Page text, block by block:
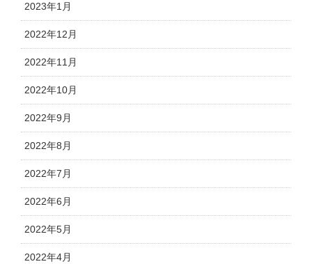
2023年1月
2022年12月
2022年11月
2022年10月
2022年9月
2022年8月
2022年7月
2022年6月
2022年5月
2022年4月